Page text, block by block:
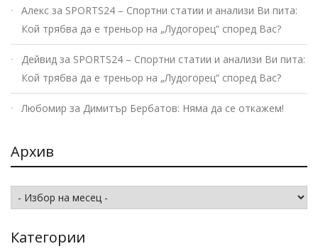
Алекс за SPORTS24 – Спортни статии и анализи Ви пита:
Кой трябва да е треньор на „Лудогорец“ според Вас?
Дейвид за SPORTS24 – Спортни статии и анализи Ви пита:
Кой трябва да е треньор на „Лудогорец“ според Вас?
Любомир за Димитър Бербатов: Няма да се откажем!
Архив
Архив
Категории